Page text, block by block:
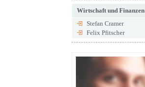
Wirtschaft und
Stefan Cramer
Felix Pfitscher